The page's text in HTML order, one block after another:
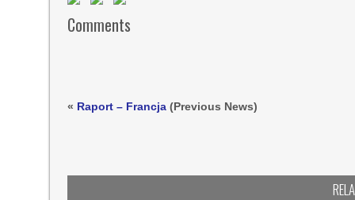
Comments
« Raport – Francja (Previous News)